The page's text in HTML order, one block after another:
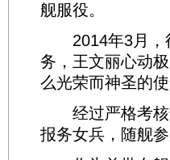
舰服役。
2014年3月，
务，王文丽心动
么光荣而神圣的
经过严格考核
报务女兵，随舰